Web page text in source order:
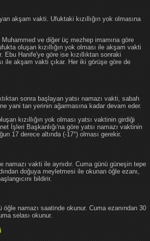
akşam vakti. Ufuktaki kızıllığın yok olmasına
ve diğer üç mezhep imamına göre
oluşan kızıllığın yok olması ile akşam vakti
Ebu Hanife'ye göre ise kızıllıktan sonraki
ile akşam vakti çıkar. Her iki görüşe göre de
sonra başlayan yatsı namazı vakti, sabah
yani tan yerinin ağarmasına kadar devam eder.
kızıllığın yok olması yatsı vaktinin girdiği
İşleri Başkanlığı'na göre yatsı namazı vaktinin
17 derece altında (-17°) olması gerekir.
namazı vakti ile aynıdır. Cuma günü güneşin tepe
doğuya meyletmesi ile okunan öğle ezanı,
bildirir.
öğle namazı saatinde okunur. Cuma ezanından 30
selası okunur.